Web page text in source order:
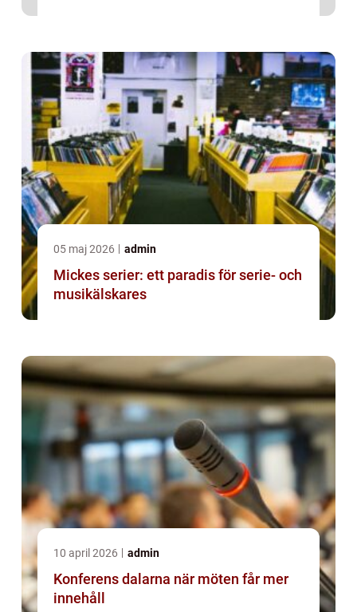
05 maj 2026 admin
Mickes serier: ett paradis för serie- och
musikälskares
10 april 2026 admin
Konferens dalarna när möten får mer
innehåll